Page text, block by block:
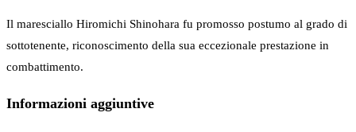
Il maresciallo Hiromichi Shinohara fu promosso postumo al grado di
sottotenente, riconoscimento della sua eccezionale prestazione in
combattimento.
Informazioni aggiuntive